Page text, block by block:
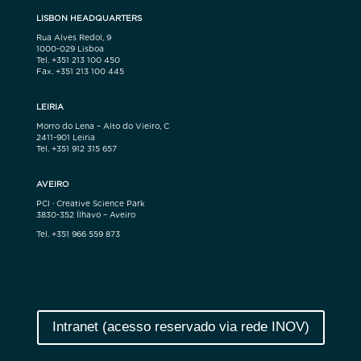
LISBON HEADQUARTERS
Rua Alves Redol, 9
1000-029 Lisboa
Tel. +351 213 100 450
Fax. +351 213 100 445
LEIRIA
Morro do Lena – Alto do Vieiro, C
2411-901 Leiria
Tel. +351 912 315 657
AVEIRO
PCI · Creative Science Park
3830-352 Ílhavo – Aveiro
Tel. +351 966 559 873
Intranet (acesso reservado via rede INOV)